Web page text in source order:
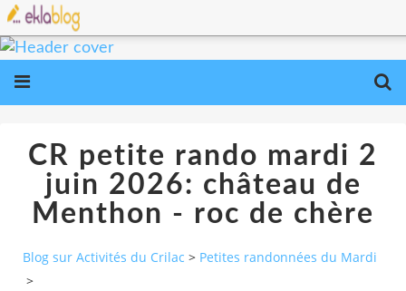
CR petite rando mardi 2
juin 2026: château de
Menthon - roc de chère
Blog sur Activités du Crilac > Petites randonnées du Mardi
>